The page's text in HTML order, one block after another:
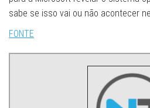
sabe se isso vai ou não acontecer
FONTE